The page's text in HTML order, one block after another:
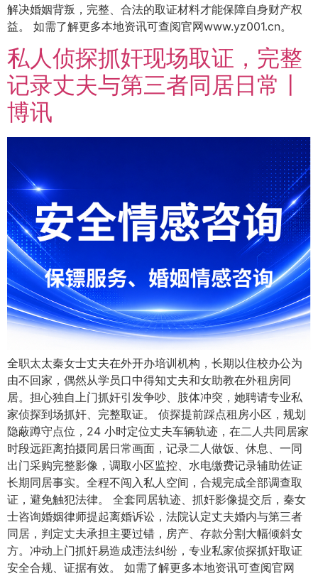
解决婚姻背叛，完整、合法的取证材料才能保障自身财产权
益。 如需了解更多本地资讯可查阅官网www.yz001.cn。
私人侦探抓奸现场取证，完整
记录丈夫与第三者同居日常丨
博讯
全职太太秦女士丈夫在外开办培训机构，长期以住校办公为
由不回家，偶然从学员口中得知丈夫和女助教在外租房同
居。担心独自上门抓奸引发争吵、肢体冲突，她聘请专业私
家侦探到场抓奸、完整取证。 侦探提前踩点租房小区，规划
隐蔽蹲守点位，24 小时定位丈夫车辆轨迹，在二人共同居家
时段远距离拍摄同居日常画面，记录二人做饭、休息、一同
出门采购完整影像，调取小区监控、水电缴费记录辅助佐证
长期同居事实。全程不闯入私人空间，合规完成全部调查取
证，避免触犯法律。 全套同居轨迹、抓奸影像提交后，秦女
士咨询婚姻律师提起离婚诉讼，法院认定丈夫婚内与第三者
同居，判定丈夫承担主要过错，房产、存款分割大幅倾斜女
方。冲动上门抓奸易造成违法纠纷，专业私家侦探抓奸取证
安全合规、证据有效。 如需了解更多本地资讯可查阅官网